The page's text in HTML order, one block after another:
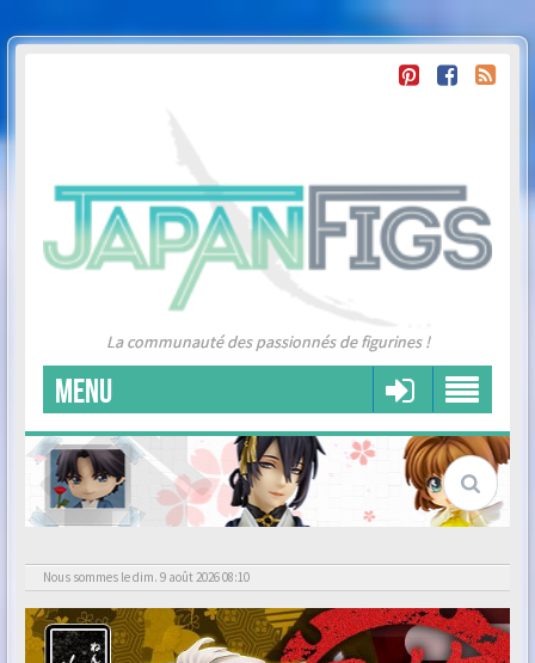
La communauté des passionnés de figurines !
MENU
Nous sommes le dim. 9 août 2026 08:10